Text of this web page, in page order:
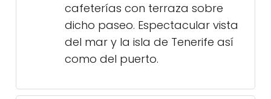
cafeterías con terraza sobre
dicho paseo. Espectacular vista
del mar y la isla de Tenerife así
como del puerto.